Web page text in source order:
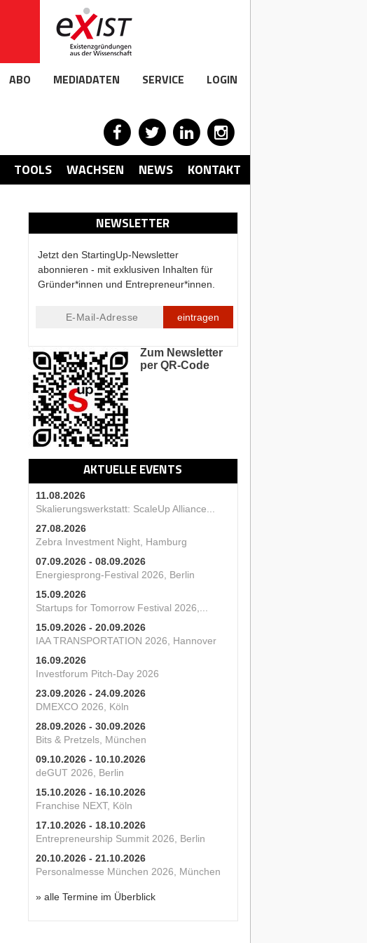
ABO MEDIADATEN SERVICE LOGIN
TOOLS WACHSEN NEWS KONTAKT
NEWSLETTER
Jetzt den StartingUp-Newsletter
abonnieren - mit exklusiven Inhalten für
Gründer*innen und Entrepreneur*innen.
eintragen
Zum Newsletter
per QR-Code
AKTUELLE EVENTS
11.08.2026
Skalierungswerkstatt: ScaleUp Alliance...
27.08.2026
Zebra Investment Night, Hamburg
07.09.2026 - 08.09.2026
Energiesprong-Festival 2026, Berlin
15.09.2026
Startups for Tomorrow Festival 2026,...
15.09.2026 - 20.09.2026
IAA TRANSPORTATION 2026, Hannover
16.09.2026
Investforum Pitch-Day 2026
23.09.2026 - 24.09.2026
DMEXCO 2026, Köln
28.09.2026 - 30.09.2026
Bits & Pretzels, München
09.10.2026 - 10.10.2026
deGUT 2026, Berlin
15.10.2026 - 16.10.2026
Franchise NEXT, Köln
17.10.2026 - 18.10.2026
Entrepreneurship Summit 2026, Berlin
20.10.2026 - 21.10.2026
Personalmesse München 2026, München
» alle Termine im Überblick